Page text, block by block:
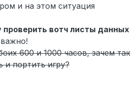
и на этом ситуация
проверить вотч листы данных
600 и 1000 часов, зачем так
и портить игру?